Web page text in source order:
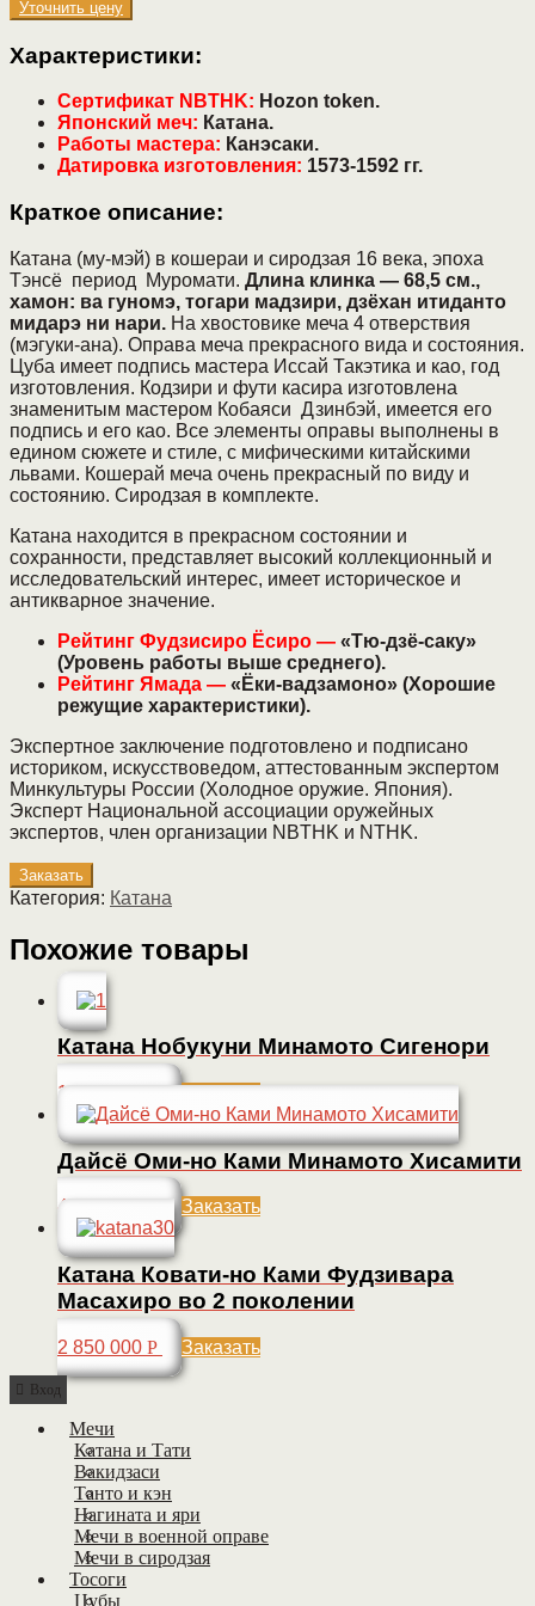
Уточнить цену
Характеристики:
Сертификат NBTHK: Нozon token.
Японский меч: Катана.
Работы мастера: Канэсаки.
Датировка изготовления: 1573-1592 гг.
Краткое описание:
Катана (му-мэй) в кошераи и сиродзая 16 века, эпоха
Тэнсё период Муромати. Длина клинка — 68,5 см.,
хамон: ва гуномэ, тогари мадзири, дзёхан итиданто
мидарэ ни нари. На хвостовике меча 4 отверствия
(мэгуки-ана). Оправа меча прекрасного вида и состояния.
Цуба имеет подпись мастера Иссай Такэтика и као, год
изготовления. Кодзири и фути касира изготовлена
знаменитым мастером Кобаяси Дзинбэй, имеется его
подпись и его као. Все элементы оправы выполнены в
едином сюжете и стиле, с мифическими китайскими
львами. Кошерай меча очень прекрасный по виду и
состоянию. Сиродзая в комплекте.
Катана находится в прекрасном состоянии и
сохранности, представляет высокий коллекционный и
исследовательский интерес, имеет историческое и
антикварное значение.
Рейтинг Фудзисиро Ёсиро — «Тю-дзё-саку»
(Уровень работы выше среднего).
Рейтинг Ямада — «Ёки-вадзамоно» (Хорошие
режущие характеристики).
Экспертное заключение подготовлено и подписано
историком, искусствоведом, аттестованным экспертом
Минкультуры России (Холодное оружие. Япония).
Эксперт Национальной ассоциации оружейных
экспертов, член организации NBTHK и NTHK.
Заказать
Категория: Катана
Похожие товары
Катана Нобукуни Минамото Сигенори
1 720 000Р Заказать
Дайсё Оми-но Ками Минамото Хисамити
4 200 000Р Заказать
Катана Ковати-но Ками Фудзивара
Масахиро во 2 поколении
2 850 000 Р Заказать
Вход
Мечи
Катана и Тати
Вакидзаси
Танто и кэн
Нагината и яри
Мечи в военной оправе
Мечи в сиродзая
Тосоги
Цубы